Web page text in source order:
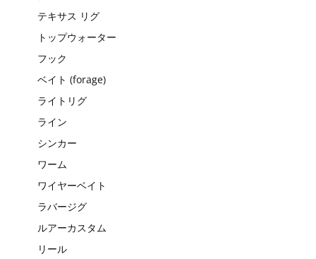
テキサス リグ
トップウォーター
フック
ベイト (forage)
ライトリグ
ライン
シンカー
ワーム
ワイヤーベイト
ラバージグ
ルアーカスタム
リール